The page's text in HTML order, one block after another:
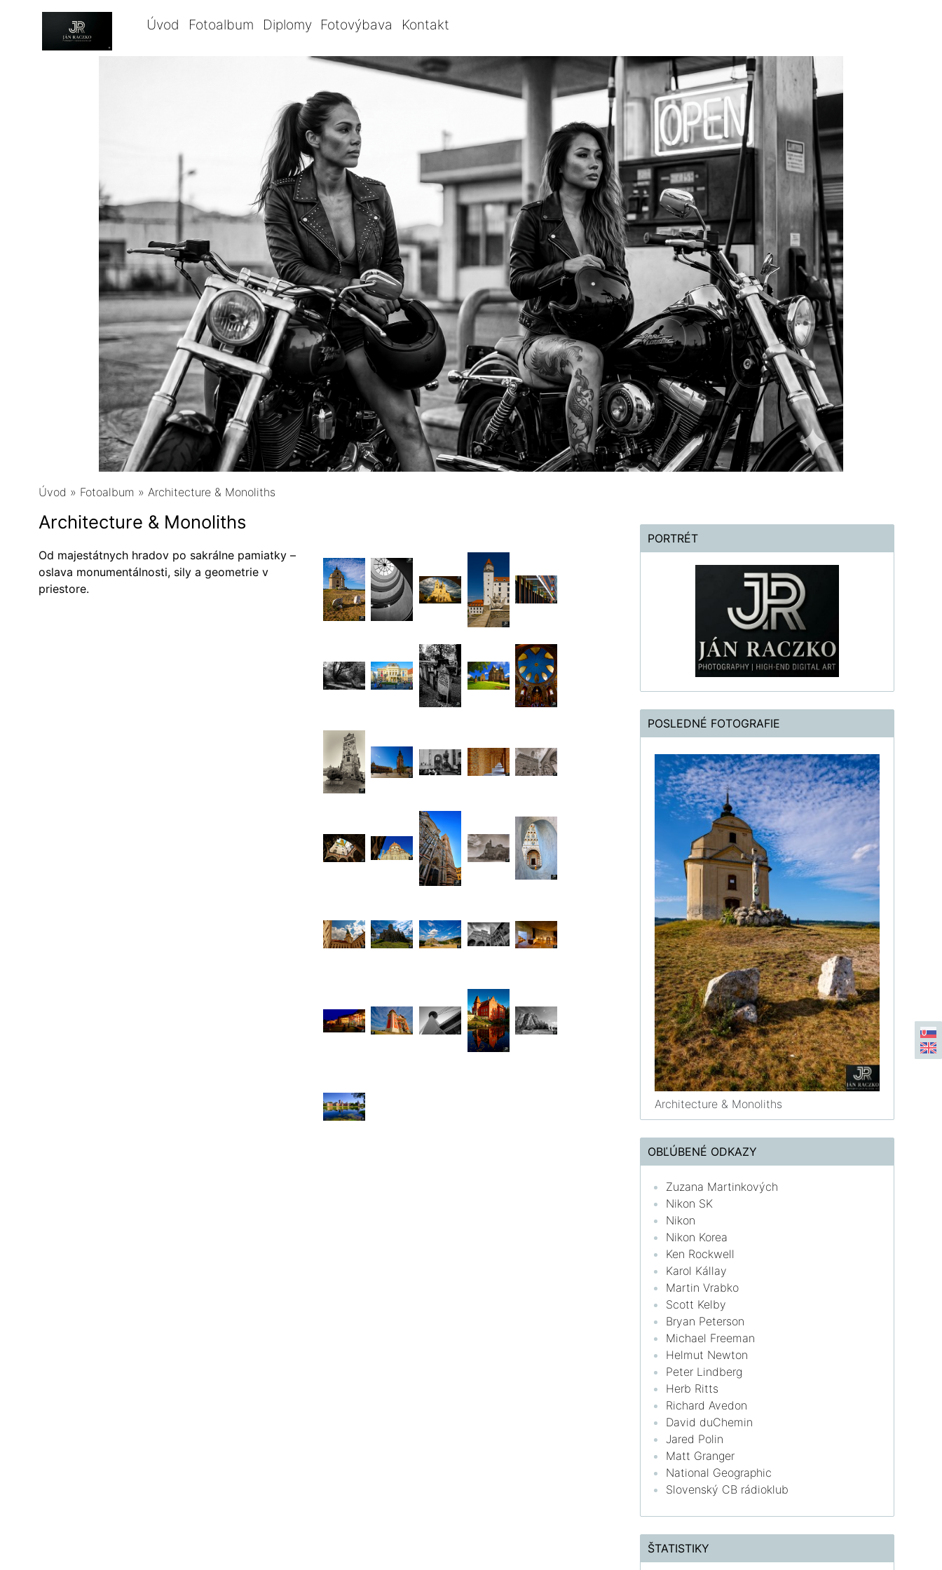
Úvod Fotoalbum Diplomy Fotovýbava Kontakt
Úvod » Fotoalbum » Architecture & Monoliths
Architecture & Monoliths
Od majestátnych hradov po sakrálne pamiatky –
oslava monumentálnosti, sily a geometrie v
priestore.
PORTRÉT
POSLEDNÉ FOTOGRAFIE
Architecture & Monoliths
OBĽÚBENÉ ODKAZY
Zuzana Martinkových
Nikon SK
Nikon
Nikon Korea
Ken Rockwell
Karol Kállay
Martin Vrabko
Scott Kelby
Bryan Peterson
Michael Freeman
Helmut Newton
Peter Lindberg
Herb Ritts
Richard Avedon
David duChemin
Jared Polin
Matt Granger
National Geographic
Slovenský CB rádioklub
ŠTATISTIKY